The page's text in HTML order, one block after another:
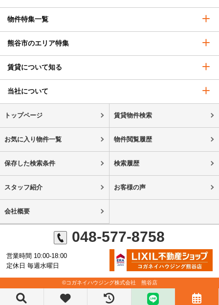
物件特集一覧
熊谷市のエリア特集
賃貸について知る
当社について
トップページ 賃貸物件検索
お気に入り物件一覧 物件閲覧履歴
保存した検索条件 検索履歴
スタッフ紹介 お客様の声
会社概要
048-577-8758
営業時間 10:00-18:00
定休日 毎週水曜日
©コガネイハウジング株式会社 熊谷店